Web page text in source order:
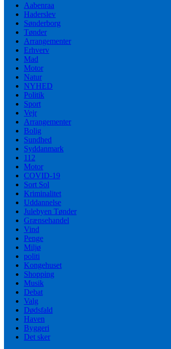
Aabenraa
Haderslev
Sønderborg
Tønder
Arrangementer
Erhverv
Mad
Motor
Natur
NYHED
Politik
Sport
Vejr
Arrangementer
Bolig
Sundhed
Syddanmark
112
Motor
COVID-19
Sort Sol
Kriminalitet
Uddannelse
Julebyen Tønder
Grænsehandel
Vind
Penge
Miljø
politi
Kongehuset
Shopping
Musik
Debat
Valg
Dødsfald
Haven
Byggeri
Det sker